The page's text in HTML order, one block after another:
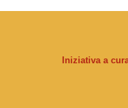
Iniziativa a